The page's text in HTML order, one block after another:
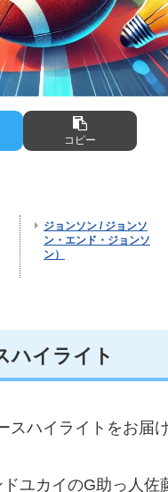
コピー
ハイライト
ハイライトをお届け
ユカイのG助っ人佐